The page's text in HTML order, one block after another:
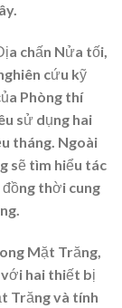
chấn Nửa tối,
cứu kỹ
Phòng thí
sử dụng hai
tháng. Ngoài
sẽ tìm hiểu tác
thời cung
Mặt Trăng,
với hai thiết bị
Trăng và tính